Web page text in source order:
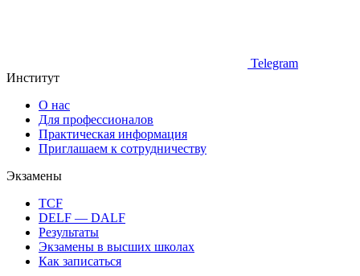
Telegram
Институт
О нас
Для профессионалов
Практическая информация
Приглашаем к сотрудничеству
Экзамены
TCF
DELF — DALF
Результаты
Экзамены в высших школах
Как записаться